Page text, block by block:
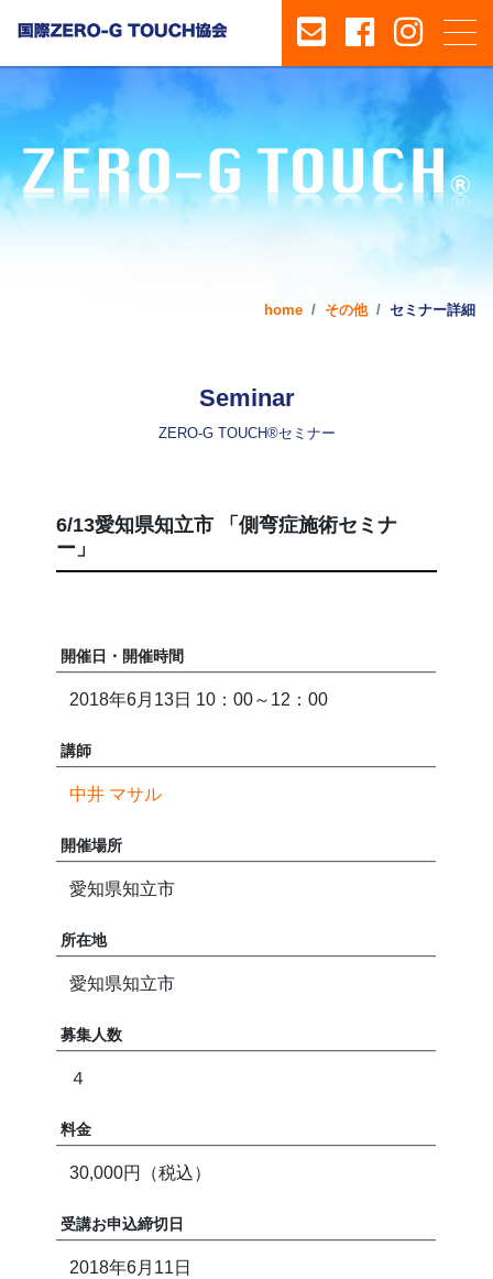
home その他 セミナー詳細
Seminar
ZERO-G TOUCH®セミナー
6/13愛知県知立市 「側弯症施術セミナ
ー」
開催日・開催時間
2018年6月13日 10：00～12：00
講師
中井 マサル
開催場所
愛知県知立市
所在地
愛知県知立市
募集人数
４
料金
30,000円（税込）
受講お申込締切日
2018年6月11日